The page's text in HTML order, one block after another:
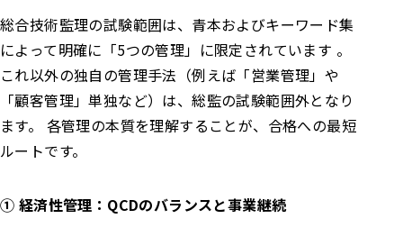
総合技術監理の試験範囲は、青本およびキーワード集
によって明確に「5つの管理」に限定されています 。
これ以外の独自の管理手法（例えば「営業管理」や
「顧客管理」単独など）は、総監の試験範囲外となり
ます。 各管理の本質を理解することが、合格への最短
ルートです。
① 経済性管理：QCDのバランスと事業継続